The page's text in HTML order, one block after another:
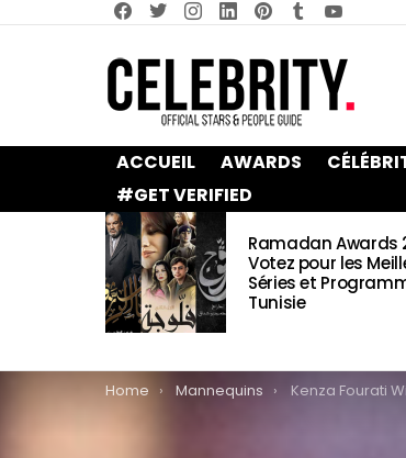
ACCUEIL AWARDS
#GET VERIFIED
LATEST
STORIES
Ramadan Awards
Votez pour les
Séries et
Tunisie
You are here:
Home Mannequins Kenza Fourati Wiki, Biographie,